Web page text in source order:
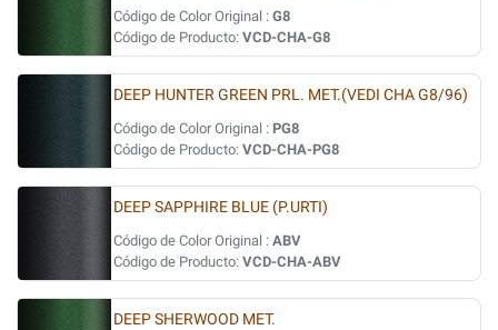
Código de Color Original : G8
Código de Producto: VCD-CHA-G8
DEEP HUNTER GREEN PRL. MET.(VEDI CHA G8/96)
Código de Color Original : PG8
Código de Producto: VCD-CHA-PG8
DEEP SAPPHIRE BLUE (P.URTI)
Código de Color Original : ABV
Código de Producto: VCD-CHA-ABV
DEEP SHERWOOD MET.